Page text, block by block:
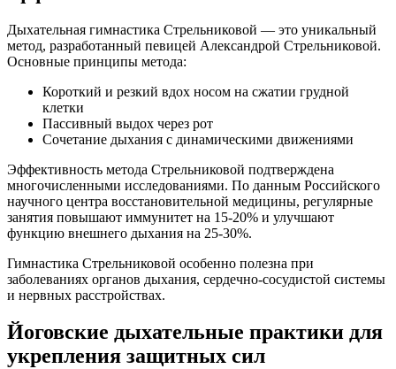
Дыхательная гимнастика Стрельниковой — это уникальный
метод, разработанный певицей Александрой Стрельниковой.
Основные принципы метода:
Короткий и резкий вдох носом на сжатии грудной
клетки
Пассивный выдох через рот
Сочетание дыхания с динамическими движениями
Эффективность метода Стрельниковой подтверждена
многочисленными исследованиями. По данным Российского
научного центра восстановительной медицины, регулярные
занятия повышают иммунитет на 15-20% и улучшают
функцию внешнего дыхания на 25-30%.
Гимнастика Стрельниковой особенно полезна при
заболеваниях органов дыхания, сердечно-сосудистой системы
и нервных расстройствах.
Йоговские дыхательные практики для
укрепления защитных сил